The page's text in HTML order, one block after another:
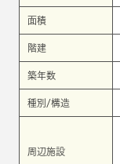
面積
階建
築年数
種別/構造
周辺施設